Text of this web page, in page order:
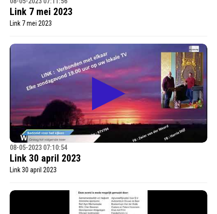
Link 7 mei 2023
Link 7 mei 2023
08-05-2023 07:10:54
Link 30 april 2023
Link 30 april 2023